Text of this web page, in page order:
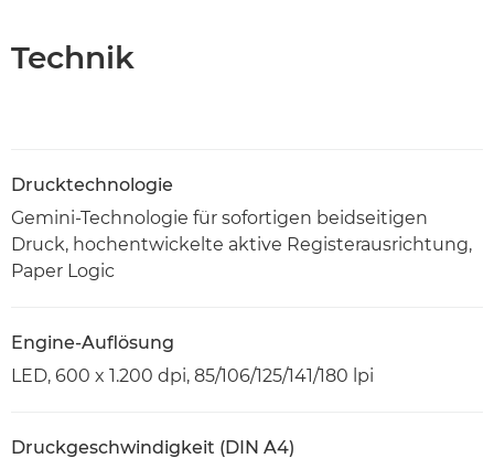
Technik
Drucktechnologie
Gemini-Technologie für sofortigen beidseitigen
Druck, hochentwickelte aktive Registerausrichtung,
Paper Logic
Engine-Auflösung
LED, 600 x 1.200 dpi, 85/106/125/141/180 lpi
Druckgeschwindigkeit (DIN A4)